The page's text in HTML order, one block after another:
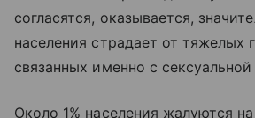
согласятся, оказывается,
населения страдает от тяжелых
связанных именно с
Около 1% населения жалуются